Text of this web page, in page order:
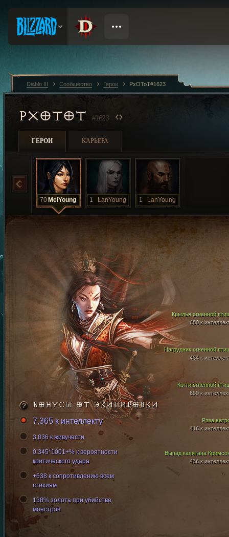
PXOTOT #1623
ГЕРОИ КАРЬЕРА
70 MeiYoung 1 LanYoung 1 LanYoung
Нагрудник огненной
434 к
Когти огненной
690 к
Крылья огненной
650 к
Выпад капитана
436 к
Роза
416 к
БОНУСЫ ОТ ЭКИПИРОВКИ
7,365 к интеллекту
3,836 к живучести
0.345*1001+% к вероятности
критического удара
+638 к сопротивлению всем
стихиям
138% золота при убийстве
монстров
Diablo III Сообщество Герои PxOToT#1623